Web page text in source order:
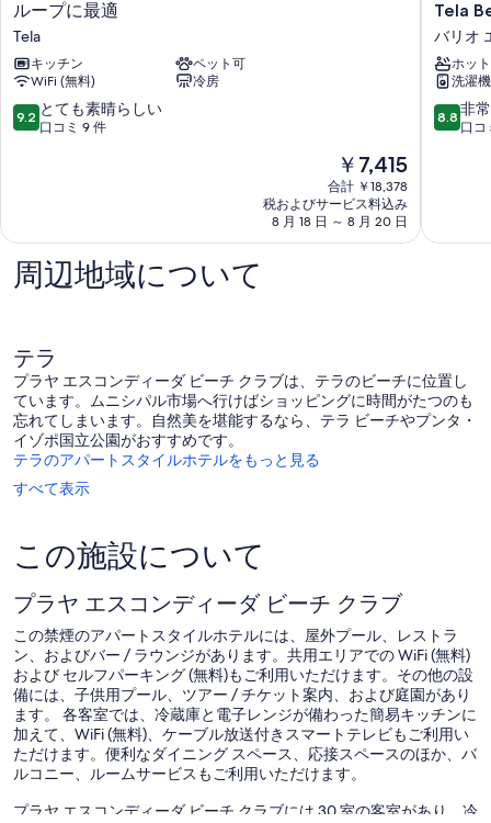
す
る
ー
の
す
て
を
表
示
る
詳
細
るBEACH
ESCAPE★Apt
＃
2
-
快
適、
プ
に
最
ループに最適
Tela
キッチン
ペット可
WiFi (無料)
冷房
10
段
も
素
晴
い、
口
コ
ミ
9
件
件
の
口
ミ
9.2 とても素晴らしい
口コミ 9 件
現
在
の
料
金
￥7,415
合計 ￥18,378
税およびサービス料込み
8 月 18 日 ～ 8 月 20 日
Friendly
Just
a
3-
Minute
Walk
オ
Tela
バリオ
ホッ
洗濯機
10
段
に
件
件
の
8.8 非
口コ
周辺地域について
テラ
プラヤ エスコンディーダ ビーチ クラブは、テラのビーチに位置し
ています。ムニシパル市場へ行けばショッピングに時間がたつのも
忘れてしまいます。自然美を堪能するなら、テラ ビーチやプンタ・
イゾポ国立公園がおすすめです。
テラのアパートスタイルホテルをもっと見る
すべて表示
この施設について
プラヤ エスコンディーダ ビーチ クラブ
この禁煙のアパートスタイルホテルには、屋外プール、レストラ
ン、およびバー / ラウンジがあります。共用エリアでの WiFi (無料)
および セルフパーキング (無料)もご利用いただけます。その他の設
備には、子供用プール、ツアー / チケット案内、および庭園があり
ます。 各客室では、冷蔵庫と電子レンジが備わった簡易キッチンに
加えて、WiFi (無料)、ケーブル放送付きスマートテレビもご利用い
ただけます。便利なダイニング スペース、応接スペースのほか、バ
ルコニー、ルームサービスもご利用いただけます。
プラヤ エスコンディーダ ビーチ クラブには 30 室の客室があり、冷